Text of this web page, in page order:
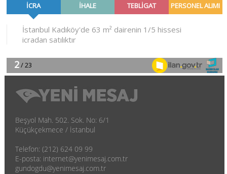
Beşyol Mah. 502. Sok. No: 6/1
Küçükçekmece / İstanbul
Telefon: (212) 624 09 99
E-posta: internet@yenimesaj.com.tr
gundogdu@yenimesaj.com.tr